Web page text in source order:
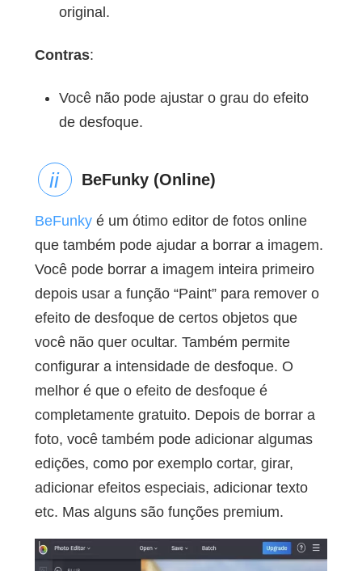
original.
Contras:
Você não pode ajustar o grau do efeito
de desfoque.
BeFunky (Online)
BeFunkyé um ótimo editor de fotos online
que também pode ajudar a borrar a imagem.
Você pode borrar a imagem inteira primeiro
depois usar a função “Paint” para remover o
efeito de desfoque de certos objetos que
você não quer ocultar. Também permite
configurar a intensidade de desfoque. O
melhor é que o efeito de desfoque é
completamente gratuito. Depois de borrar a
foto, você também pode adicionar algumas
edições, como por exemplo cortar, girar,
adicionar efeitos especiais, adicionar texto
etc. Mas alguns são funções premium.